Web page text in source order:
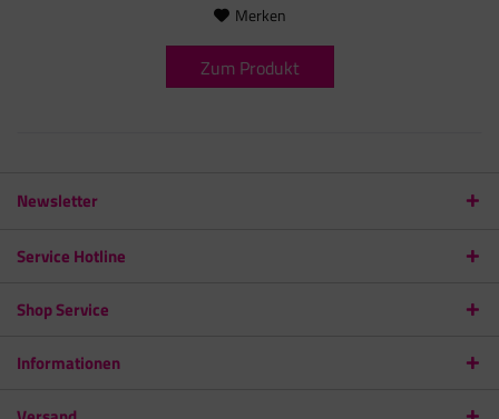
Merken
Zum Produkt
Newsletter
Service Hotline
Shop Service
Informationen